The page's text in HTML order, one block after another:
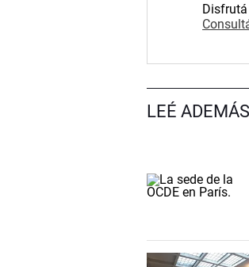
LEÉ ADEMÁS